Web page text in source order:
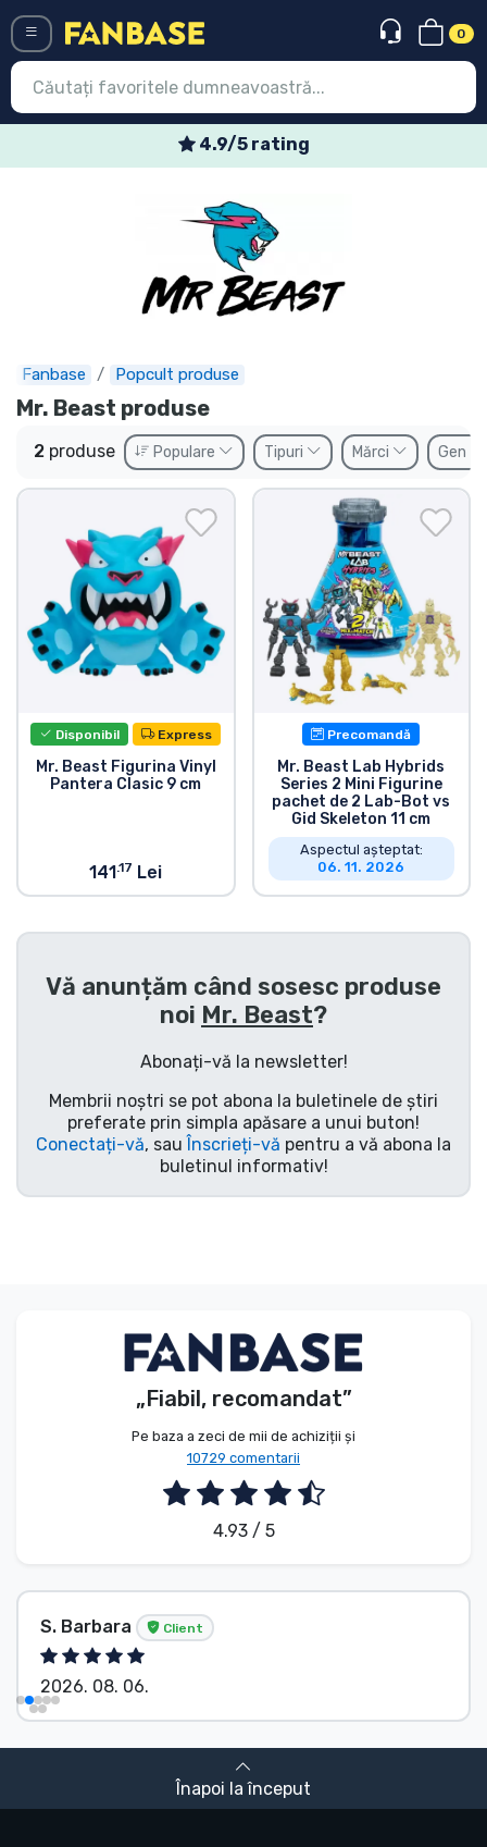
0
4.9/5 rating
Fanbase Popcult produse
Mr. Beast produse
2 produse Populare Tipuri Mărci Gen
Disponibil Express
Mr. Beast Figurina Vinyl
Pantera Clasic 9 cm
141.17 Lei
Precomandă
Mr. Beast Lab Hybrids
Series 2 Mini Figurine
pachet de 2 Lab-Bot vs
Gid Skeleton 11 cm
Aspectul așteptat:
06. 11. 2026
Vă anunțăm când sosesc produse
noi Mr. Beast?
Abonați-vă la newsletter!
Membrii noștri se pot abona la buletinele de știri
preferate prin simpla apăsare a unui buton!
Conectați-vă, sauÎnscrieți-vă pentru a vă abona la
buletinul informativ!
„Fiabil, recomandat”
Pe baza a zeci de mii de achiziții și
10729 comentarii
4.93 / 5
S. Barbara Client
2026. 08. 06.
Înapoi la început
Precomenzi
Outlet produse
Transport și plată
Sortare după serie
Sortare după filme
Sortare după desene animate
Sortare după Anime
Sortare după sport
Sortare după muzică
Tipuri de produse